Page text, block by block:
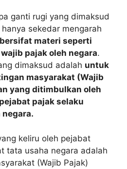
ganti rugi yang dimaksud
sekedar mengarah
materi seperti
pajak oleh negara.
dimaksud adalah untuk
masyarakat (Wajib
yang ditimbulkan oleh
pajak selaku
keliru oleh pejabat
tata usaha negara adalah
(Wajib Pajak)